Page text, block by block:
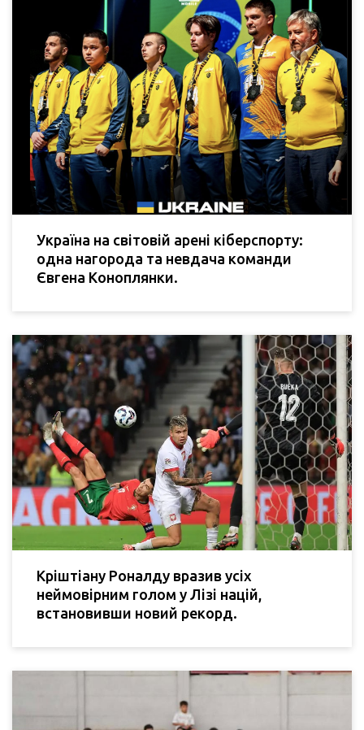
Україна на світовій арені кіберспорту:
одна нагорода та невдача команди
Євгена Коноплянки.
Кріштіану Роналду вразив усіх
неймовірним голом у Лізі націй,
встановивши новий рекорд.